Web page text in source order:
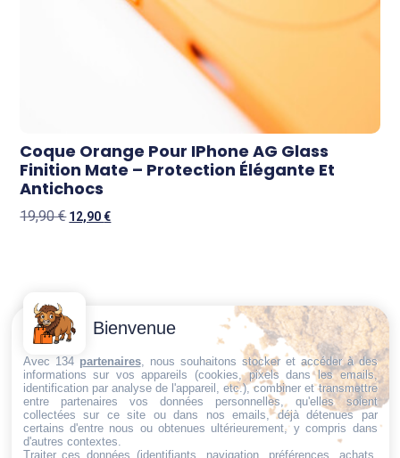
Coque Orange Pour IPhone AG Glass
Finition Mate – Protection Élégante Et
Antichocs
19,90€ 12,90€
Trouvez ce qu'il vous faut,
au bon endroit
Conditions
générales
de vente
Politique de
cookies
Politique de
confidentialité
Contactez-
Nous
Email:
dt@sasbms.fr
Bienvenue
Avec 134 partenaires, nous souhaitons stocker et accéder à des
informations sur vos appareils (cookies, pixels dans les emails,
identification par analyse de l'appareil, etc.), combiner et transmettre
entre partenaires vos données personnelles, qu'elles soient
collectées sur ce site ou dans nos emails, déjà détenues par
certains d'entre nous ou obtenues ultérieurement, y compris dans
d'autres contextes.
Traiter ces données (identifiants, navigation, préférences, achats,